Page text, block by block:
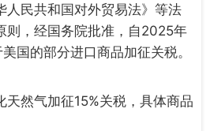
人民共和国对外贸易法》等法
则，经国务院批准，自2025年
国的部分进口商品加征关税。
天然气加征15%关税，具体商品